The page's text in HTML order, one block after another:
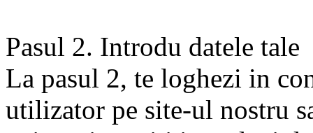
Pasul 2. Introdu datele tale
La pasul 2, te loghezi in
utilizator pe site-ul nostru